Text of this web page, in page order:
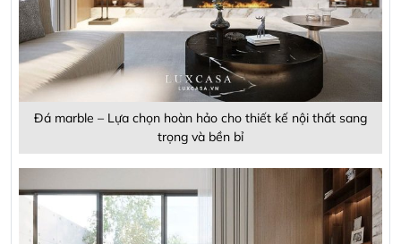
Đá marble – Lựa chọn hoàn hảo cho thiết kế nội thất sang
trọng và bền bỉ